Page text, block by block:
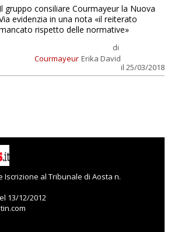
Courmayeur
di
Erika David
il 25/03/2018
Il gruppo consiliare Courmayeur la Nuova
evidenzia in una nota «il reiterato
rispetto delle normative»
Iscrizione al Tribunale di Aosta n.
13/12/2012